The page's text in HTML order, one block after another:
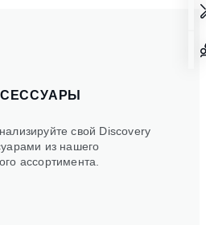
свой Discovery
из нашего
ассортимента.